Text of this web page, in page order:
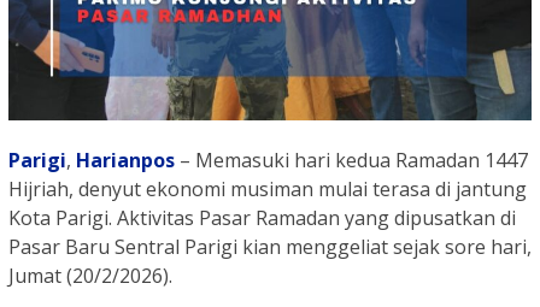
Parigi, Harianpos – Memasuki hari kedua Ramadan 1447
Hijriah, denyut ekonomi musiman mulai terasa di jantung
Kota Parigi. Aktivitas Pasar Ramadan yang dipusatkan di
Pasar Baru Sentral Parigi kian menggeliat sejak sore hari,
Jumat (20/2/2026).